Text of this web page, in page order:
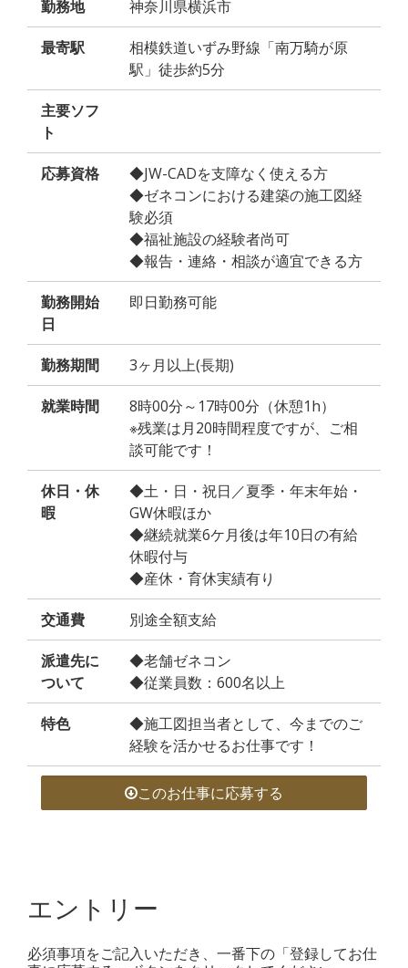
勤務地 神奈川県横浜市
最寄駅
相模鉄道いずみ野線「南万騎が原
駅」徒歩約5分
主要ソフ
ト
応募資格
◆JW-CADを支障なく使える方
◆ゼネコンにおける建築の施工図経
験必須
◆福祉施設の経験者尚可
◆報告・連絡・相談が適宜できる方
勤務開始
日
即日勤務可能
勤務期間 3ヶ月以上(長期)
就業時間
8時00分～17時00分（休憩1h）
※残業は月20時間程度ですが、ご相
談可能です！
休日・休
暇
◆土・日・祝日／夏季・年末年始・
GW休暇ほか
◆継続就業6ケ月後は年10日の有給
休暇付与
◆産休・育休実績有り
交通費 別途全額支給
派遣先に
ついて
◆老舗ゼネコン
◆従業員数：600名以上
特色
◆施工図担当者として、今までのご
経験を活かせるお仕事です！
このお仕事に応募する
エントリー
必須事項をご記入いただき、一番下の「登録してお仕